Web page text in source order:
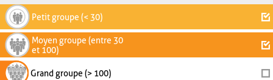
Petit groupe (< 30)
Moyen groupe (entre 30
et 100)
Grand groupe (> 100)